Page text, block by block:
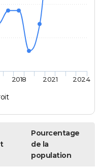
2018 2021 2024
Pourcentage
de la
population